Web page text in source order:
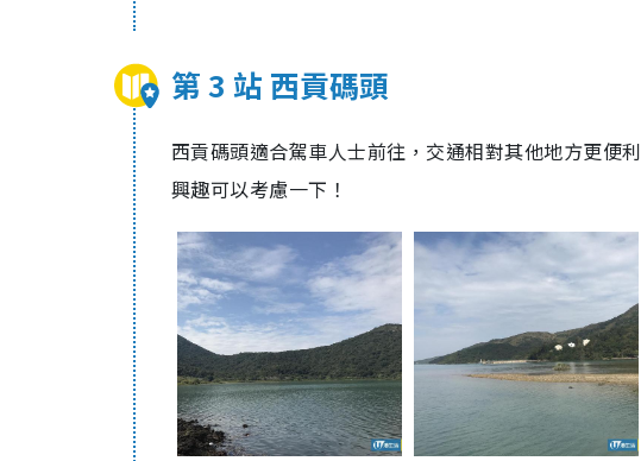
第 3 站 西貢碼頭
西貢碼頭適合駕車人士前往，交通相對其他地方更便
興趣可以考慮一下！